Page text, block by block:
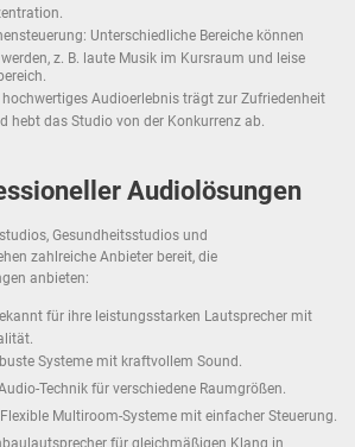
Unterschiedliche Bereiche können
z. B. laute Musik im Kursraum und leise
Audioerlebnis trägt zur Zufriedenheit
hebt das Studio von der Konkurrenz ab.
Audiolösungen
Gesundheitsstudios und
zahlreiche Anbieter bereit, die
anbieten:
für ihre leistungsstarken Lautsprecher mit
Systeme mit kraftvollem Sound.
Technik für verschiedene Raumgrößen.
Multiroom-Systeme mit einfacher Steuerung.
für gleichmäßigen Klang in